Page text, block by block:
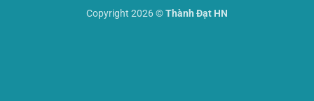
Copyright 2026 ©Thành Đạt HN